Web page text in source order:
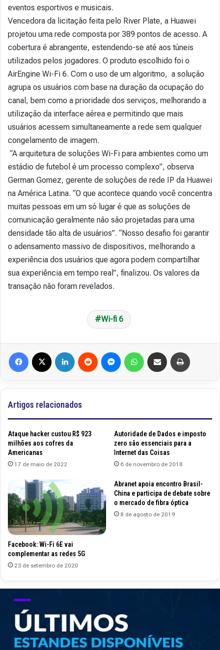
eventos esportivos e musicais.
Vencedora da licitação feita pelo River Plate, a Huawei
projetou uma rede composta por 389 pontos de acesso. A
cobertura é abrangente, estendendo-se até aos túneis
utilizados pelos jogadores. O produto escolhido foi o
AirEngine Wi-Fi 6. Com o uso de um algoritmo, a solução
agrupa os usuários com base na duração da ocupação do
canal, bem como a prioridade dos serviços, melhorando a
utilização da interface aérea e permitindo que mais
usuários acessem simultaneamente a rede sem qualquer
congelamento de imagem.
“A arquitetura de soluções Wi-Fi para ambientes como um
estádio de futebol é um processo complexo”, observa
German Gomez, gerente de soluções de rede IP da Huawei
na América Latina. “O que acontece quando você concentra
muitas pessoas em um só lugar é que as soluções de
comunicação geralmente não são projetadas para uma
densidade tão alta de usuários”. “Nosso desafio foi garantir
o adensamento massivo de dispositivos, melhorando a
experiência dos usuários que agora podem compartilhar
sua experiência em tempo real”, finalizou. Os valores da
transação não foram revelados.
Wi-fi 6
Artigos relacionados
Ataque hacker custou R$ 923
milhões aos cofres da
Americanas
17 de maio de 2022
Autoridade de Dados e imposto
zero são essenciais para a
Internet das Coisas
6 de novembro de 2018
Facebook: Wi-Fi 6E vai
complementar as redes 5G
23 de setembro de 2020
Abranet apoia encontro Brasil-
China e participa de debate sobre
o mercado de fibra óptica
8 de agosto de 2019